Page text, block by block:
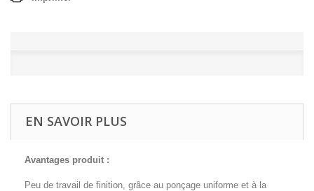
EN SAVOIR PLUS
Avantages produit :
Peu de travail de finition, grâce au ponçage uniforme et à la